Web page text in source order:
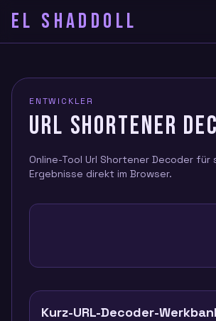
EL SHADDOLL
ENTWICKLER
URL SHORTENER
Online-Tool Url Shortener Decoder für
Ergebnisse direkt im Browser.
Kurz-URL-Decoder-